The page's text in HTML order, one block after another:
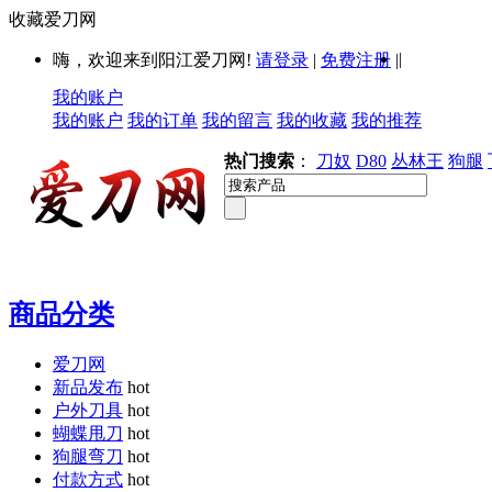
收藏爱刀网
嗨，欢迎来到阳江爱刀网! 请登录 | 免费注册 ||
我的账户
我的账户 我的订单 我的留言 我的收藏 我的推荐
热门搜索 ： 刀奴 D80 丛林王 狗腿
商品分类
爱刀网
新品发布 hot
户外刀具 hot
蝴蝶甩刀 hot
狗腿弯刀 hot
付款方式 hot